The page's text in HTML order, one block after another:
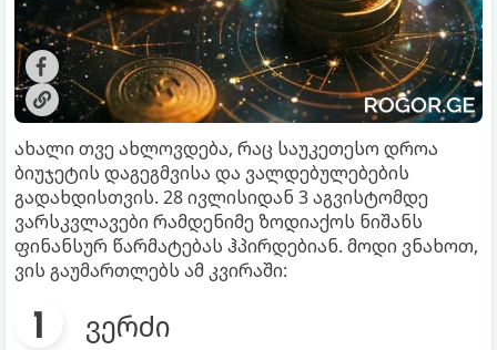
ახალი თვე ახლოვდება, რაც საუკეთესო დროა
ბიუჯეტის დაგეგმვისა და ვალდებულებების
გადახდისთვის. 28 ივლისიდან 3 აგვისტომდე
ვარსკვლავები რამდენიმე ზოდიაქოს ნიშანს
ფინანსურ წარმატებას ჰპირდებიან. მოდი ვნახოთ,
ვის გაუმართლებს ამ კვირაში:
ვერძი